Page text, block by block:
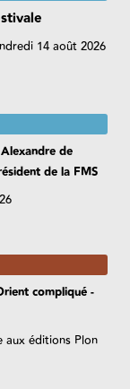
14 août 2026
de
de la FMS
compliqué -
aux éditions Plon